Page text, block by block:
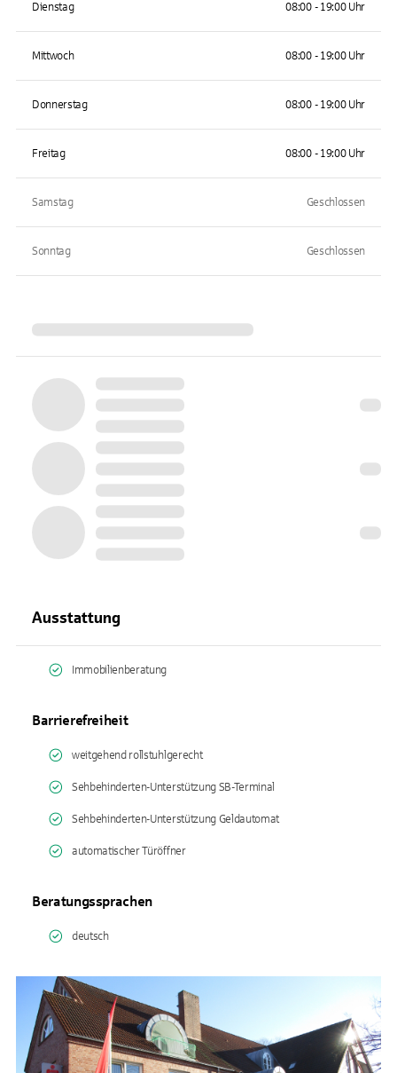
Dienstag 08:00 - 19:00 Uhr
Mittwoch 08:00 - 19:00 Uhr
Donnerstag 08:00 - 19:00 Uhr
Freitag 08:00 - 19:00 Uhr
Samstag Geschlossen
Sonntag Geschlossen
Ausstattung
Immobilienberatung
Barrierefreiheit
weitgehend rollstuhlgerecht
Sehbehinderten-Unterstützung SB-Terminal
Sehbehinderten-Unterstützung Geldautomat
automatischer Türöffner
Beratungssprachen
deutsch